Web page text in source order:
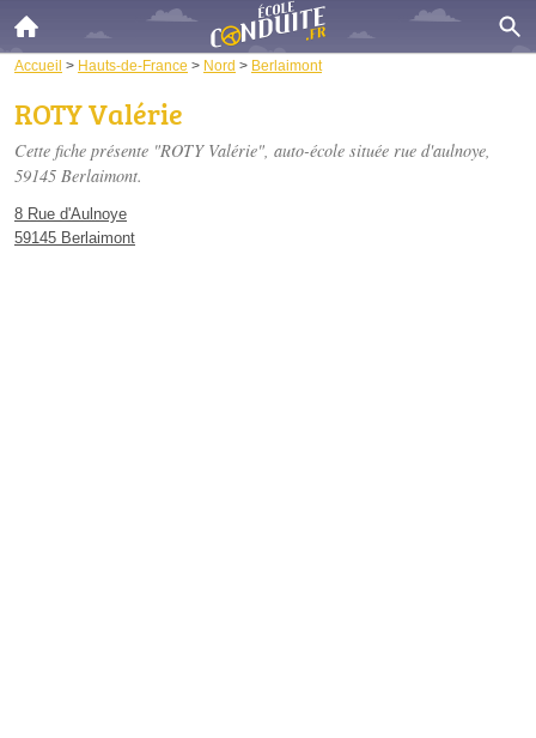
Accueil > Hauts-de-France > Nord > Berlaimont
ROTY Valérie
Cette fiche présente "ROTY Valérie", auto-école située rue d'aulnoye,
59145 Berlaimont.
8 Rue d'Aulnoye
59145 Berlaimont